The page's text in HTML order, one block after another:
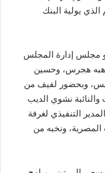
يولية البنك
مجلس إدارة المجلس
هبه هجرس، وحسين
وبحضور لفيف من
والنائبة نشوي الديب
التنفيذي لغرفة
ونخبه من